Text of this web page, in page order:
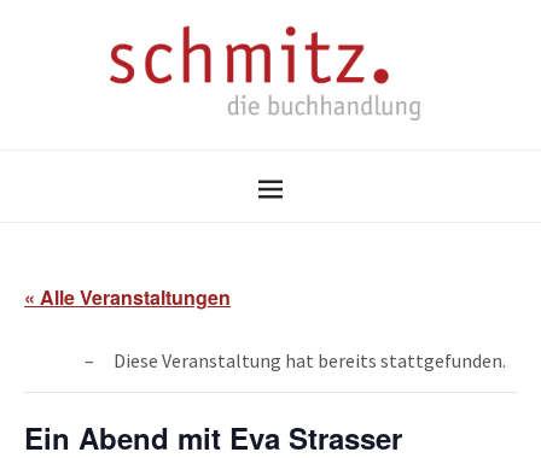
« Alle Veranstaltungen
Diese Veranstaltung hat bereits stattgefunden.
Ein Abend mit Eva Strasser